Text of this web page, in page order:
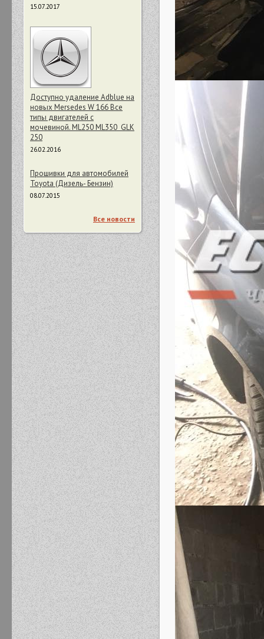
15.07.2017
Доступно удаление Adblue на
новых Mersedes W 166 Все
типы двигателей с
мочевиной. ML250 ML350 GLK
250
26.02.2016
Прошивки для автомобилей
Toyota (Дизель- Бензин)
08.07.2015
Все новости